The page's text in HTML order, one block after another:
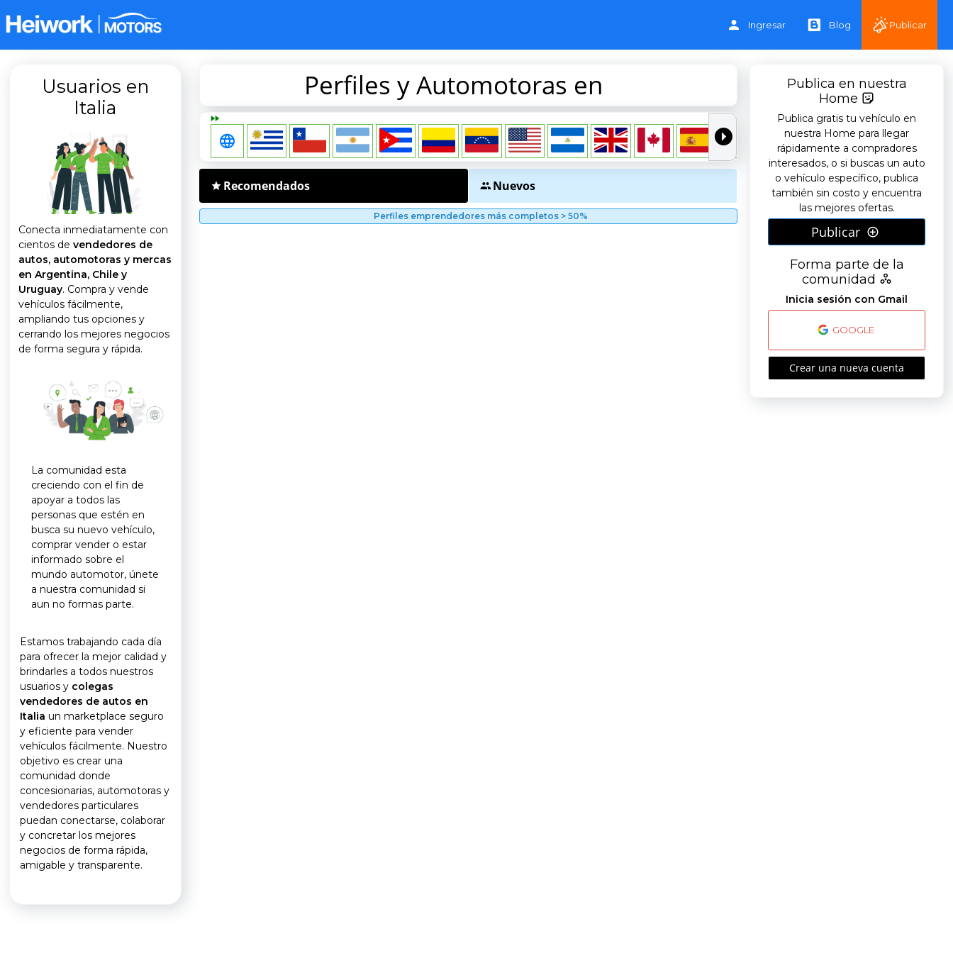
Ingresar Blog Publicar
Usuarios en
Italia
Conecta inmediatamente con
cientos de vendedores de
autos, automotoras y mercas
en Argentina, Chile y
Uruguay. Compra y vende
vehículos fácilmente,
ampliando tus opciones y
cerrando los mejores negocios
de forma segura y rápida.
La comunidad esta
creciendo con el fin de
apoyar a todos las
personas que estén en
busca su nuevo vehículo,
comprar vender o estar
informado sobre el
mundo automotor, únete
a nuestra comunidad si
aun no formas parte.
Estamos trabajando cada día
para ofrecer la mejor calidad y
brindarles a todos nuestros
usuarios y colegas
vendedores de autos en
Italia un marketplace seguro
y eficiente para vender
vehículos fácilmente. Nuestro
objetivo es crear una
comunidad donde
concesionarias, automotoras y
vendedores particulares
puedan conectarse, colaborar
y concretar los mejores
negocios de forma rápida,
amigable y transparente.
Perfiles y Automotoras en
Recomendados Nuevos
Perfiles emprendedores más completos > 50%
Publica en nuestra
Home
Publica gratis tu vehículo en
nuestra Home para llegar
rápidamente a compradores
interesados, o si buscas un auto
o vehículo específico, publica
también sin costo y encuentra
las mejores ofertas.
Publicar
Forma parte de la
comunidad
Inicia sesión con Gmail
GOOGLE
Crear una nueva cuenta